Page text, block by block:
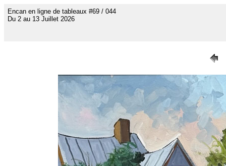
Encan en ligne de tableaux #69 / 044
Du 2 au 13 Juillet 2026